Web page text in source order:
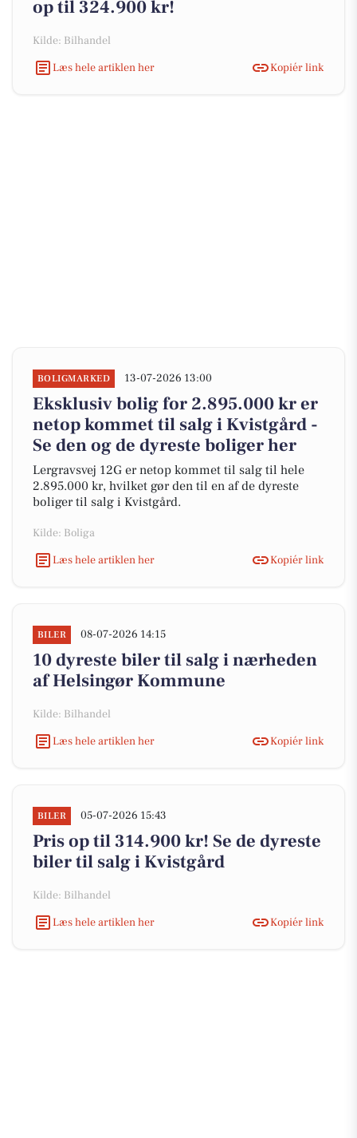
op til 324.900 kr!
Kilde: Bilhandel
Læs hele artiklen her
Kopiér link
BOLIGMARKED 13-07-2026 13:00
Eksklusiv bolig for 2.895.000 kr er
netop kommet til salg i Kvistgård -
Se den og de dyreste boliger her
Lergravsvej 12G er netop kommet til salg til hele
2.895.000 kr, hvilket gør den til en af de dyreste
boliger til salg i Kvistgård.
Kilde: Boliga
Læs hele artiklen her
Kopiér link
BILER 08-07-2026 14:15
10 dyreste biler til salg i nærheden
af Helsingør Kommune
Kilde: Bilhandel
Læs hele artiklen her
Kopiér link
BILER 05-07-2026 15:43
Pris op til 314.900 kr! Se de dyreste
biler til salg i Kvistgård
Kilde: Bilhandel
Læs hele artiklen her
Kopiér link